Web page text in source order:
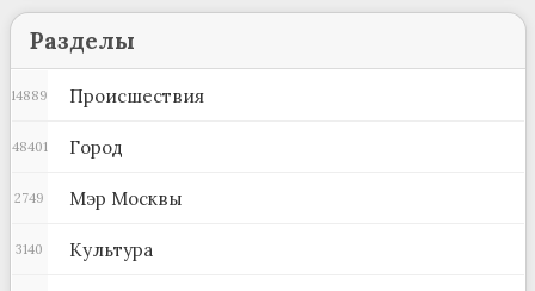
Разделы
Происшествия
14889
Город
48401
Мэр Москвы
2749
Культура
3140